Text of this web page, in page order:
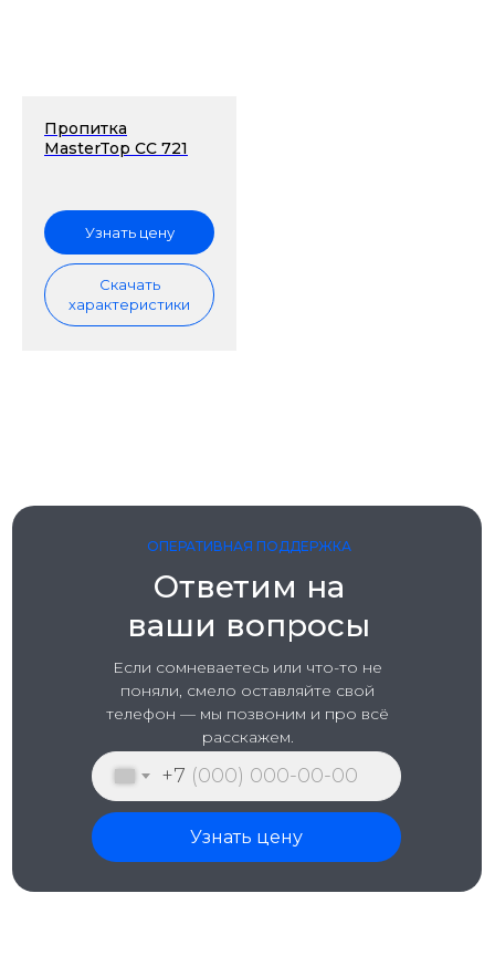
Пропитка
MasterTop СС 721
Узнать цену
Скачать
характеристики
+7
Узнать цену
ОПЕРАТИВНАЯ ПОДДЕРЖКА
Ответим на
ваши вопросы
Если сомневаетесь или чтo-то не
поняли, смело оставляйте свой
телефон — мы позвоним и про всё
расскажем.